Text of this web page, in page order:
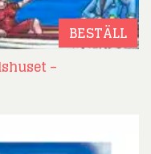
BESTÄLL
–